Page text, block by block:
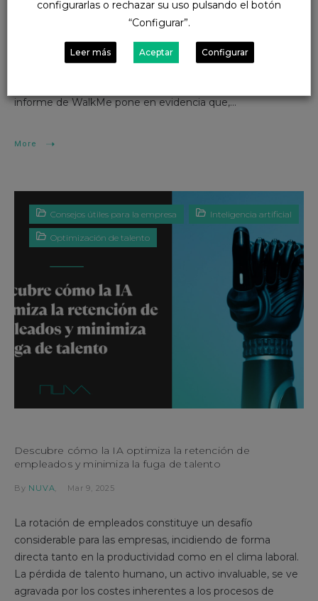
La inteligencia artificial se ha convertido en una de las
2025. Sin embargo, la distancia entre las expectativas de
informe de WalkMe pone en evidencia que,...
More
Consejos útiles para la empresa Inteligencia artificial
Optimización de talento
Descubre cómo la IA optimiza la retención de
empleados y minimiza la fuga de talento
By NUVA Mar 9, 2025
La rotación de empleados constituye un desafío
considerable para las empresas, incidiendo de forma
directa tanto en la productividad como en el clima laboral.
La pérdida de talento humano, un activo invaluable, se ve
agravada por los costes inherentes a los procesos de
configurarlas o rechazar su uso pulsando el botón
“Configurar”.
Leer más Aceptar Configurar